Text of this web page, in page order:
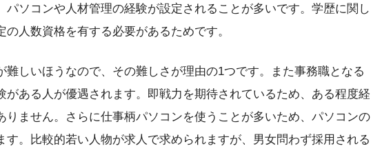
パソコンや人材管理の経験が設定されることが多いです。学歴に関し
の人数資格を有する必要があるためです。
難しいほうなので、その難しさが理由の1つです。また事務職となる
がある人が優遇されます。即戦力を期待されているため、ある程度経
りません。さらに仕事柄パソコンを使うことが多いため、パソコンの
す。比較的若い人物が求人で求められますが、男女問わず採用される